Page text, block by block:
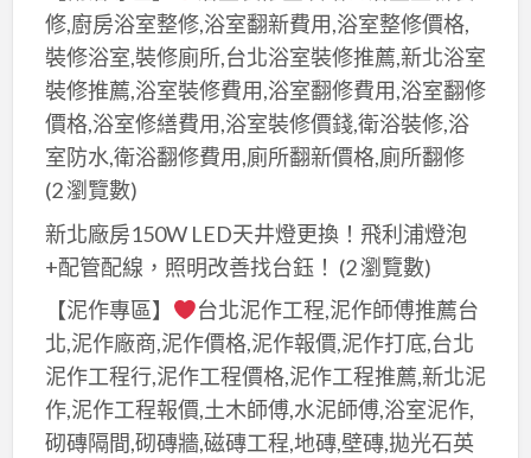
修,廚房浴室整修,浴室翻新費用,浴室整修價格,
裝修浴室,裝修廁所,台北浴室裝修推薦,新北浴室
裝修推薦,浴室裝修費用,浴室翻修費用,浴室翻修
價格,浴室修繕費用,浴室裝修價錢,衛浴裝修,浴
室防水,衛浴翻修費用,廁所翻新價格,廁所翻修
(2 瀏覽數)
新北廠房150W LED天井燈更換！飛利浦燈泡
+配管配線，照明改善找台鈺！ (2 瀏覽數)
【泥作專區】
台北泥作工程,泥作師傅推薦台
北,泥作廠商,泥作價格,泥作報價,泥作打底,台北
泥作工程行,泥作工程價格,泥作工程推薦,新北泥
作,泥作工程報價,土木師傅,水泥師傅,浴室泥作,
砌磚隔間,砌磚牆,磁磚工程,地磚,壁磚,拋光石英